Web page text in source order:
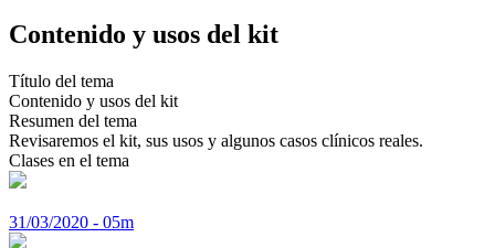
Contenido y usos del kit
Título del tema
Contenido y usos del kit
Resumen del tema
Revisaremos el kit, sus usos y algunos casos clínicos reales.
Clases en el tema
31/03/2020 - 05m